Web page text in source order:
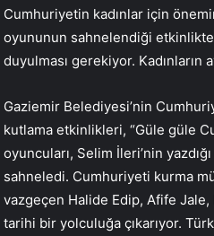
Cumhuriyetin kadınlar için
oyununun sahnelendiği etkinlikte
duyulması gerekiyor. Kadınların
Gaziemir Belediyesi’nin
kutlama etkinlikleri, “Güle güle
oyuncuları, Selim İleri’nin
sahneledi. Cumhuriyeti kurma
vazgeçen Halide Edip, Afife
tarihi bir yolculuğa çıkarıyor.